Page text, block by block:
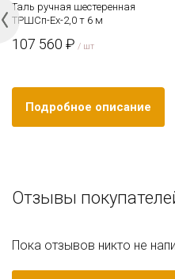
Таль ручная шестеренная
ТРШСп-Ех-2,0 т 6 м
107 560 ₽ / шт
Подробное описание
Отзывы
Пока отзывов никто не